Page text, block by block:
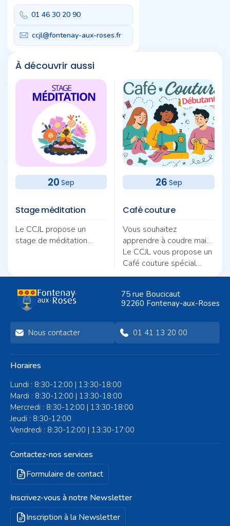
01 46 30 20 90
ccjl@fontenay-aux-roses.fr
À découvrir aussi
20 Sep
Stage méditation
Le CCJL propose un
stage de méditation
deux fils pour une même
26 Sep
Café couture
Vous souhaitez
apprendre à coudre mais
ne savez pas par où
commencer ?
Le CCJL vous propose un
Café couture spécial
débutants, animé par
75 rue Boucicaut
92260 Fontenay-aux-Roses
Nous contacter 01 41 13 20 00
Horaires
Lundi : 8:30-12:00 | 13:30-18:00
Mardi : 8:30-12:00 | 13:30-18:00
Mercredi : 8:30-12:00 | 13:30-18:00
Jeudi : 8:30-12:00
Vendredi : 8:30-12:00 | 13:30-17:00
Contactez-nos services
Formulaire de contact
Inscrivez-vous à notre Newsletter
Inscription à la Newsletter